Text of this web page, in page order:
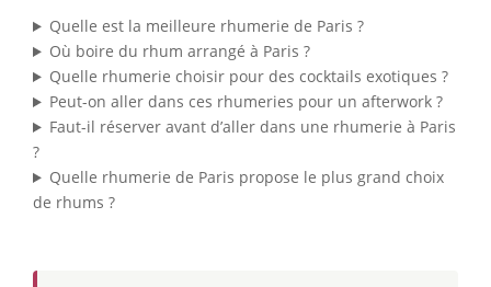
Quelle est la meilleure rhumerie de Paris ?
Où boire du rhum arrangé à Paris ?
Quelle rhumerie choisir pour des cocktails exotiques ?
Peut-on aller dans ces rhumeries pour un afterwork ?
Faut-il réserver avant d’aller dans une rhumerie à Paris
?
Quelle rhumerie de Paris propose le plus grand choix
de rhums ?